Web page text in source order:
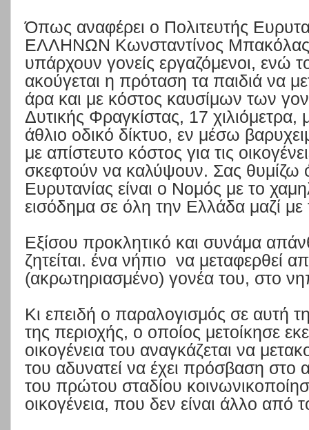
Όπως αναφέρει ο Πολιτευτής
ΕΛΛΗΝΩΝ Κωνσταντίνος
υπάρχουν γονείς εργαζόμενοι, ενώ
ακούγεται η πρόταση τα παιδιά να
άρα και με κόστος καυσίμων των
Δυτικής Φραγκίστας, 17 χιλιόμετρα,
άθλιο οδικό δίκτυο, εν μέσω
με απίστευτο κόστος για τις
σκεφτούν να καλύψουν. Σας θυμίζω
Ευρυτανίας είναι ο Νομός με το
εισόδημα σε όλη την Ελλάδα μαζί
Εξίσου προκλητικό και συνάμα
ζητείται. ένα νήπιο να μεταφερθεί
(ακρωτηριασμένο) γονέα του, στο
Κι επειδή ο παραλογισμός σε αυτή
της περιοχής, ο οποίος μετοίκησε
οικογένεια του αναγκάζεται να
του αδυνατεί να έχει πρόσβαση στο
του πρώτου σταδίου
οικογένεια, που δεν είναι άλλο από